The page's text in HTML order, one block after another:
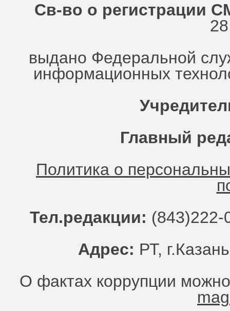
Св-во о регистрации
выдано Федеральной
информационных
Главный
Политика о
Тел.редакции:
Адрес: РТ,
О фактах коррупции